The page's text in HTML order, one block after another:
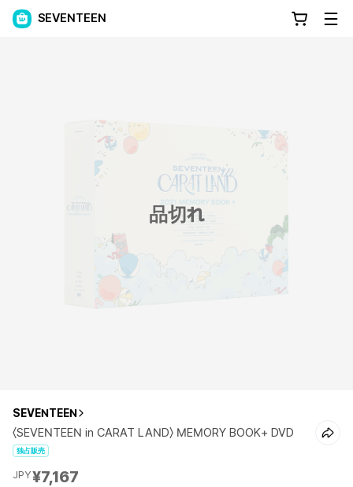
SEVENTEEN
品切れ
SEVENTEEN
〈SEVENTEEN in CARAT LAND〉 MEMORY BOOK+ DVD
独占販売
JPY¥7,167